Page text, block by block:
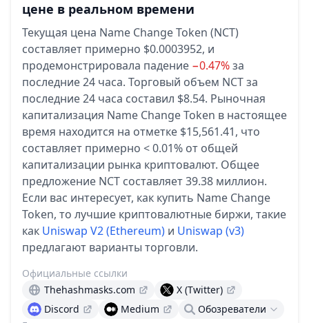
цене в реальном времени
Текущая цена Name Change Token (NCT)
составляет примерно $0.0003952, и
продемонстрировала падение −0.47%за
последние 24 часа. Торговый объем NCT за
последние 24 часа составил $8.54. Рыночная
капитализация Name Change Token в настоящее
время находится на отметке $15,561.41, что
составляет примерно < 0.01% от общей
капитализации рынка криптовалют. Общее
предложение NCT составляет 39.38 миллион.
Если вас интересует, как купить Name Change
Token, то лучшие криптовалютные биржи, такие
как Uniswap V2 (Ethereum) и Uniswap (v3)
предлагают варианты торговли.
Официальные ссылки
Thehashmasks.com
X (Twitter)
Discord
Medium Обозреватели